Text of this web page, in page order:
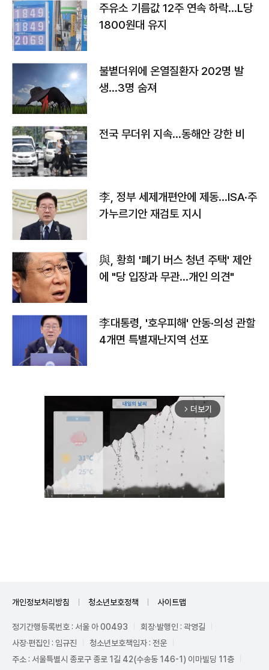
주유소 기름값 12주 연속 하락…L당
1800원대 유지
불볕더위에 온열질환자 202명 발
생…3명 숨져
전국 무더위 지속…동해안 강한 비
李, 정부 세제개편안에 제동…ISA·주
가누르기안 재검토 지시
與, 황희 '폐기 버스 청년 주택' 제안
에 "당 입장과 무관…개인 의견"
李대통령, '호우피해' 안동·의성 관할
4개면 특별재난지역 선포
arrow_forward_ios 더보기
개인정보처리방침 청소년보호정책 사이트맵
정기간행등록번호 : 서울 아 00493
회장·발행인 : 곽영길
사장·편집인 : 임규진
청소년보호책임자 : 전운
주소 : 서울특별시 종로구 종로 1길 42(수송동 146-1) 이마빌딩 11층